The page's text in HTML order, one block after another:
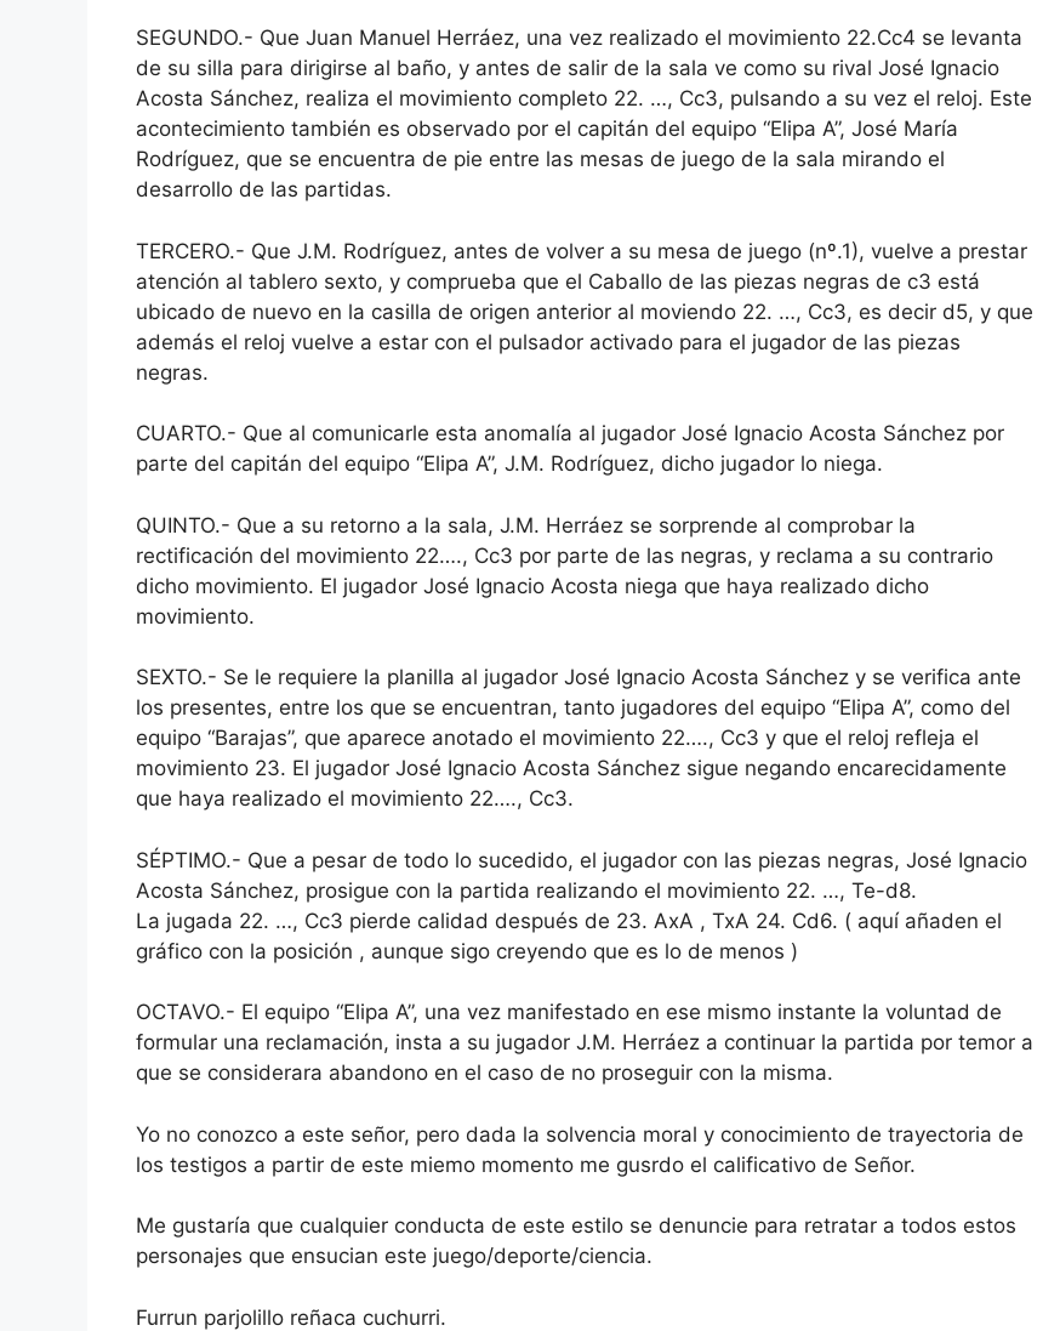
SEGUNDO.- Que Juan Manuel Herráez, una vez realizado el movimiento 22.Cc4 se levanta
de su silla para dirigirse al baño, y antes de salir de la sala ve como su rival José Ignacio
Acosta Sánchez, realiza el movimiento completo 22. …, Cc3, pulsando a su vez el reloj. Este
acontecimiento también es observado por el capitán del equipo “Elipa A”, José María
Rodríguez, que se encuentra de pie entre las mesas de juego de la sala mirando el
desarrollo de las partidas.
TERCERO.- Que J.M. Rodríguez, antes de volver a su mesa de juego (nº.1), vuelve a prestar
atención al tablero sexto, y comprueba que el Caballo de las piezas negras de c3 está
ubicado de nuevo en la casilla de origen anterior al moviendo 22. …, Cc3, es decir d5, y que
además el reloj vuelve a estar con el pulsador activado para el jugador de las piezas
negras.
CUARTO.- Que al comunicarle esta anomalía al jugador José Ignacio Acosta Sánchez por
parte del capitán del equipo “Elipa A”, J.M. Rodríguez, dicho jugador lo niega.
QUINTO.- Que a su retorno a la sala, J.M. Herráez se sorprende al comprobar la
rectificación del movimiento 22…., Cc3 por parte de las negras, y reclama a su contrario
dicho movimiento. El jugador José Ignacio Acosta niega que haya realizado dicho
movimiento.
SEXTO.- Se le requiere la planilla al jugador José Ignacio Acosta Sánchez y se verifica ante
los presentes, entre los que se encuentran, tanto jugadores del equipo “Elipa A”, como del
equipo “Barajas”, que aparece anotado el movimiento 22…., Cc3 y que el reloj refleja el
movimiento 23. El jugador José Ignacio Acosta Sánchez sigue negando encarecidamente
que haya realizado el movimiento 22…., Cc3.
SÉPTIMO.- Que a pesar de todo lo sucedido, el jugador con las piezas negras, José Ignacio
Acosta Sánchez, prosigue con la partida realizando el movimiento 22. …, Te-d8.
La jugada 22. …, Cc3 pierde calidad después de 23. AxA , TxA 24. Cd6. ( aquí añaden el
gráfico con la posición , aunque sigo creyendo que es lo de menos )
OCTAVO.- El equipo “Elipa A”, una vez manifestado en ese mismo instante la voluntad de
formular una reclamación, insta a su jugador J.M. Herráez a continuar la partida por temor a
que se considerara abandono en el caso de no proseguir con la misma.
Yo no conozco a este señor, pero dada la solvencia moral y conocimiento de trayectoria de
los testigos a partir de este miemo momento me gusrdo el calificativo de Señor.
Me gustaría que cualquier conducta de este estilo se denuncie para retratar a todos estos
personajes que ensucian este juego/deporte/ciencia.
Furrun parjolillo reñaca cuchurri.